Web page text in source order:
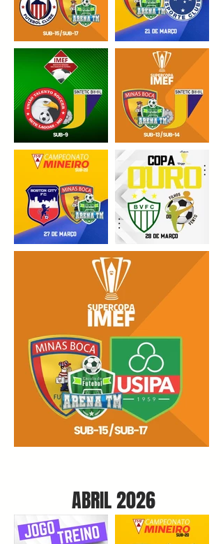
ABRIL 2026